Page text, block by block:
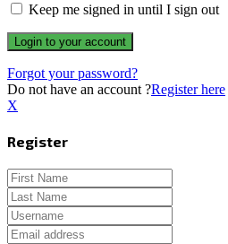
Keep me signed in until I sign out
Forgot your password?
Do not have an account ?Register here
X
Register